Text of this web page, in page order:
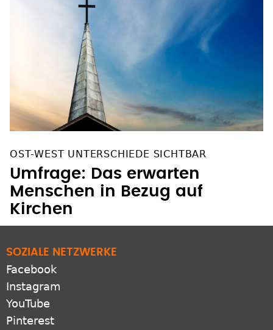
OST-WEST UNTERSCHIEDE SICHTBAR
Umfrage: Das erwarten
Menschen in Bezug auf
Kirchen
SOZIALE NETZWERKE
Facebook
Instagram
YouTube
Pinterest